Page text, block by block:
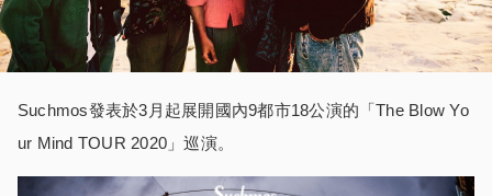
Suchmos發表於3月起展開國內9都市18公演的「The Blow Yo
ur Mind TOUR 2020」巡演。